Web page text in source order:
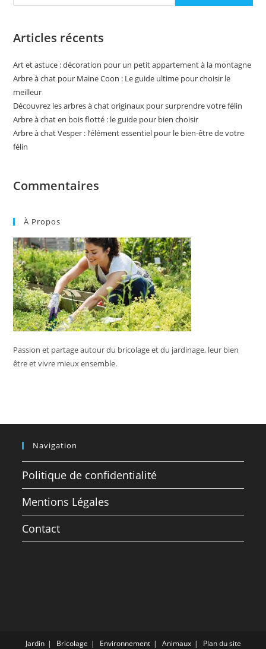
Articles récents
Art et astuce : décoration pour un petit appartement à la montagne
Arbre à chat pour Maine Coon : Le guide ultime pour choisir le
meilleur
Découvrez les arbres à chat originaux pour surprendre votre félin
Arbre à chat en bois flotté : le guide pour bien choisir
Arbre à chat Vesper : l’élément essentiel pour le bien-être de votre
félin
Commentaires
À Propos
Passion et partage autour du bricolage et du jardinage, leur bien
être et vivre mieux ensemble.
Navigation
Politique de confidentialité
Mentions Légales
Contact
Jardin Bricolage Environnement Animaux Plan du site